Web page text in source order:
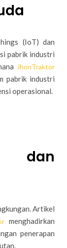
(IoT) dan
pabrik industri
JhonTraktor
pabrik industri
operasional.
dan
Artikel
menghadirkan
penerapan